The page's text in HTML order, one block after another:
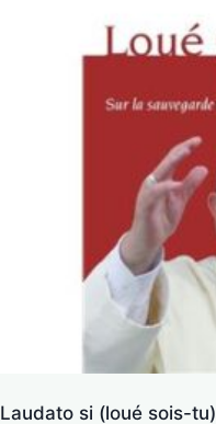
Laudato si (loué sois-tu)